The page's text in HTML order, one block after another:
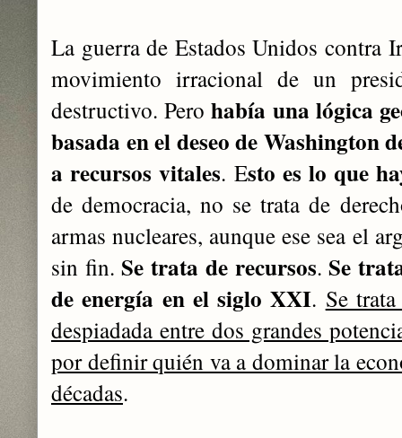
La guerra de Estados Unidos contra
movimiento irracional de un
destructivo. Perohabía una lógica
basada en el deseo de Washington
a recursos vitales. Esto es lo que
de democracia, no se trata de
armas nucleares, aunque ese sea el
sin fin.Se trata de recursos.Se
de energía en el siglo XXI. Se
despiadada entre dos grandes
por definir quién va a dominar la
décadas.